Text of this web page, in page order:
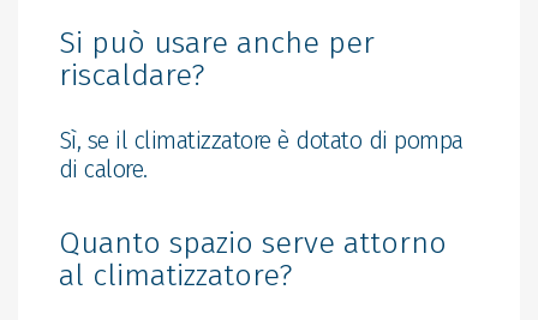
Si può usare anche per
riscaldare?
Sì, se il climatizzatore è dotato di pompa
di calore.
Quanto spazio serve attorno
al climatizzatore?